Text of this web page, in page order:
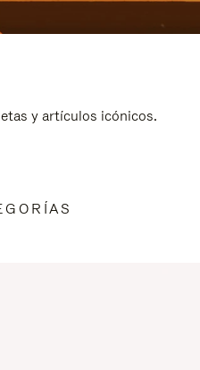
y artículos icónicos.